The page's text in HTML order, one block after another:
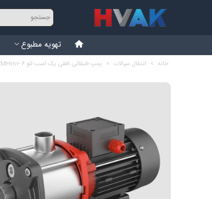
تهویه مطبوع
خانه > انتقال سیالات > پمپ طبقاتی افقی یک اسب لئو EMHm2-6